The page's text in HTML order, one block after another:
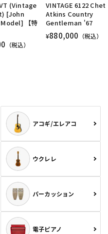
(Vintage
[John
【特
（税込）
VINTAGE 6122 Chet
Atkins Country
Gentleman '67
¥880,000 （税込）
アコギ/エレアコ
ウクレレ
パーカッション
電子ピアノ